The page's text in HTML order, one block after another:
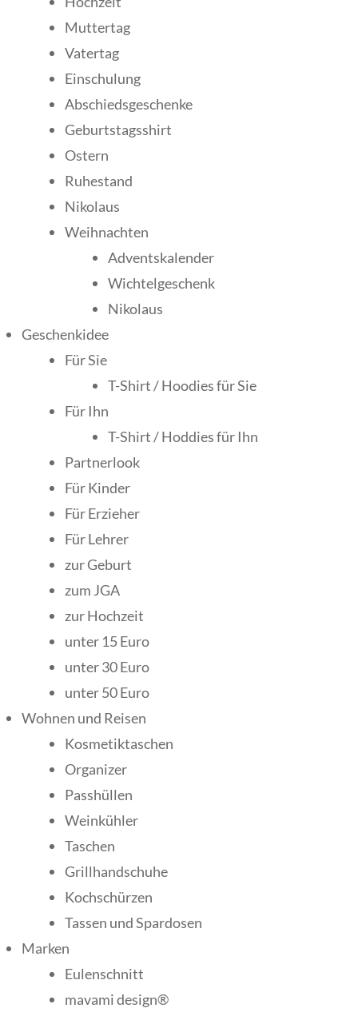
Muttertag
Vatertag
Einschulung
Abschiedsgeschenke
Geburtstagsshirt
Ostern
Ruhestand
Nikolaus
Weihnachten
Adventskalender
Wichtelgeschenk
Nikolaus
Geschenkidee
Für Sie
T-Shirt / Hoodies für Sie
Für Ihn
T-Shirt / Hoddies für Ihn
Partnerlook
Für Kinder
Für Erzieher
Für Lehrer
zur Geburt
zum JGA
zur Hochzeit
unter 15 Euro
unter 30 Euro
unter 50 Euro
Wohnen und Reisen
Kosmetiktaschen
Organizer
Passhüllen
Weinkühler
Taschen
Grillhandschuhe
Kochschürzen
Tassen und Spardosen
Marken
Eulenschnitt
mavami design®